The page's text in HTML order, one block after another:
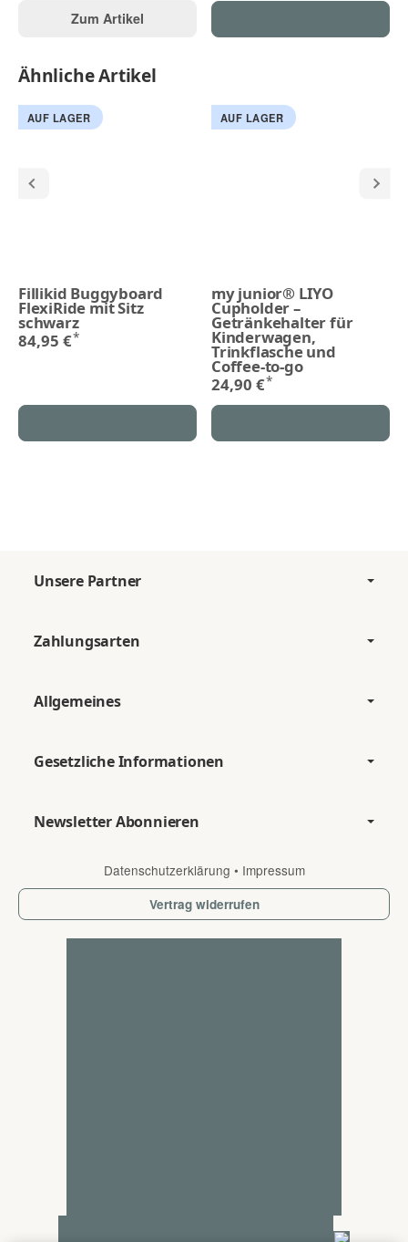
Zum Artikel
Ähnliche Artikel
AUF LAGER
Fillikid Buggyboard
FlexiRide mit Sitz
schwarz
84,95 €*
AUF LAGER
my junior® LIYO
Cupholder –
Getränkehalter für
Kinderwagen,
Trinkflasche und
Coffee-to-go
24,90 €*
Unsere Partner
Zahlungsarten
Allgemeines
Gesetzliche Informationen
Newsletter Abonnieren
Datenschutzerklärung • Impressum
Vertrag widerrufen